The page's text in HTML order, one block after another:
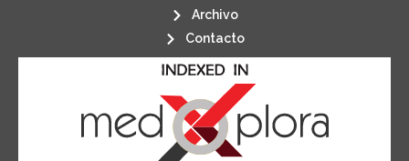
Archivo
Contacto